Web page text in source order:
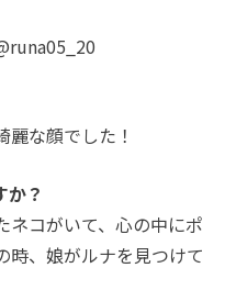
な顔でした！
？
ネコがいて、心の中にポ
、娘がルナを見つけて